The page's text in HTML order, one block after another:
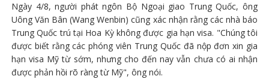
Ngày 4/8, người phát ngôn Bộ Ngoại giao Trung Quốc, ông
Uông Văn Bân (Wang Wenbin) cũng xác nhận rằng các nhà báo
Trung Quốc trú tại Hoa Kỳ không được gia hạn visa. "Chúng tôi
được biết rằng các phóng viên Trung Quốc đã nộp đơn xin gia
hạn visa Mỹ từ sớm, nhưng cho đến nay vẫn chưa có ai nhận
được phản hồi rõ ràng từ Mỹ", ông nói.